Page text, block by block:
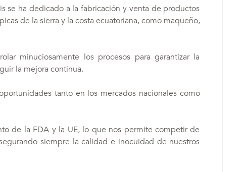
se ha dedicado a la fabricación y venta de productos
de la sierra y la costa ecuatoriana, como maqueño,
minuciosamente los procesos para garantizar la
la mejora continua.
tanto en los mercados nacionales como
de la FDA y la UE, lo que nos permite competir de
siempre la calidad e inocuidad de nuestros